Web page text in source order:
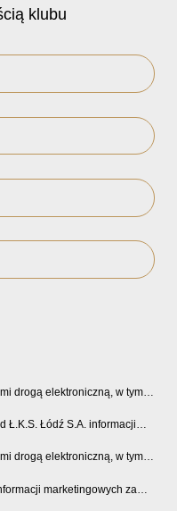
klubu
drogą elektroniczną, w tym
oraz informacji o zniżkach,
ofercie sklepu U2
produktach oraz
S.A.
Ł.K.S. Łódź S.A. informacji
spółki, ofert, wydarzeń i
SMS oraz połączeń
drogą elektroniczną, w tym
i marketingowych o
Sponsorów i PartnerówŁ.K.S.
marketingowych za
połączeń telefonicznych